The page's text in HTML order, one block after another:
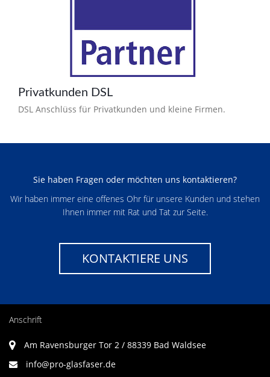
Privatkunden DSL
DSL Anschlüss für Privatkunden und kleine Firmen.
Sie haben Fragen oder möchten uns kontaktieren?
Wir haben immer eine offenes Ohr für unsere Kunden und stehen
Ihnen immer mit Rat und Tat zur Seite.
KONTAKTIERE UNS
Anschrift
Am Ravensburger Tor 2 / 88339 Bad Waldsee
info@pro-glasfaser.de